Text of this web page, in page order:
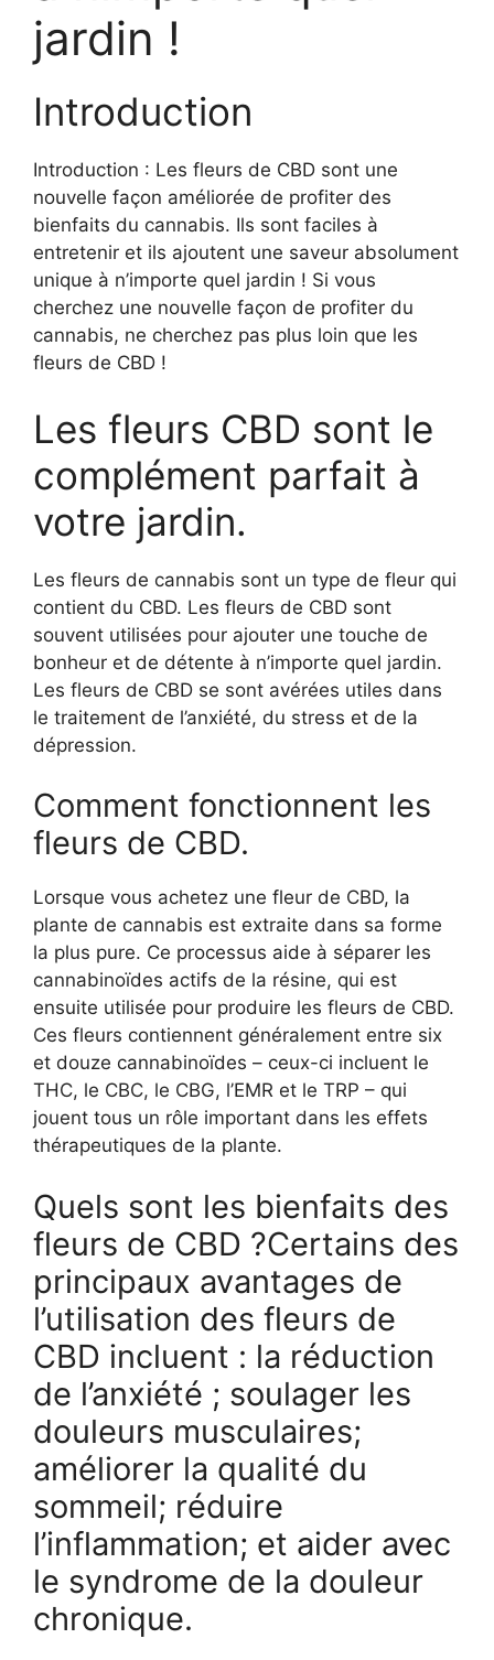
jardin !
Introduction
Introduction : Les fleurs de CBD sont une
nouvelle façon améliorée de profiter des
bienfaits du cannabis. Ils sont faciles à
entretenir et ils ajoutent une saveur absolument
unique à n’importe quel jardin ! Si vous
cherchez une nouvelle façon de profiter du
cannabis, ne cherchez pas plus loin que les
fleurs de CBD !
Les fleurs CBD sont le
complément parfait à
votre jardin.
Les fleurs de cannabis sont un type de fleur qui
contient du CBD. Les fleurs de CBD sont
souvent utilisées pour ajouter une touche de
bonheur et de détente à n’importe quel jardin.
Les fleurs de CBD se sont avérées utiles dans
le traitement de l’anxiété, du stress et de la
dépression.
Comment fonctionnent les
fleurs de CBD.
Lorsque vous achetez une fleur de CBD, la
plante de cannabis est extraite dans sa forme
la plus pure. Ce processus aide à séparer les
cannabinoïdes actifs de la résine, qui est
ensuite utilisée pour produire les fleurs de CBD.
Ces fleurs contiennent généralement entre six
et douze cannabinoïdes – ceux-ci incluent le
THC, le CBC, le CBG, l’EMR et le TRP – qui
jouent tous un rôle important dans les effets
thérapeutiques de la plante.
Quels sont les bienfaits des
fleurs de CBD ?Certains des
principaux avantages de
l’utilisation des fleurs de
CBD incluent : la réduction
de l’anxiété ; soulager les
douleurs musculaires;
améliorer la qualité du
sommeil; réduire
l’inflammation; et aider avec
le syndrome de la douleur
chronique.